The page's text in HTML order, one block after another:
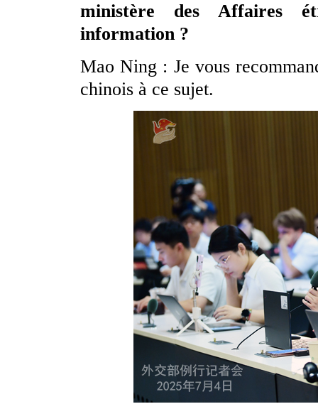
ministère des Affaires
information ?
Mao Ning : Je vous
chinois à ce sujet.